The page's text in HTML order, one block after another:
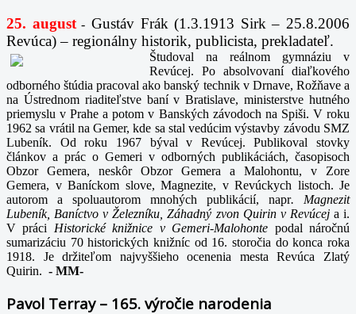
25. august- Gustáv Frák (1.3.1913 Sirk – 25.8.2006
Revúca) – regionálny historik, publicista, prekladateľ.
Študoval na reálnom gymnáziu v
Revúcej. Po absolvovaní diaľkového
odborného štúdia pracoval ako banský technik v Drnave, Rožňave a
na Ústrednom riaditeľstve baní v Bratislave, ministerstve hutného
priemyslu v Prahe a potom v Banských závodoch na Spiši. V roku
1962 sa vrátil na Gemer, kde sa stal vedúcim výstavby závodu SMZ
Lubeník. Od roku 1967 býval v Revúcej. Publikoval stovky
článkov a prác o Gemeri v odborných publikáciách, časopisoch
Obzor Gemera, neskôr Obzor Gemera a Malohontu, v Zore
Gemera, v Baníckom slove, Magnezite, v Revúckych listoch. Je
autorom a spoluautorom mnohých publikácií, napr. Magnezit
Lubeník, Baníctvo v Železníku, Záhadný zvon Quirin v Revúcej a i.
V práci Historické knižnice v Gemeri-Malohonte podal náročnú
sumarizáciu 70 historických knižníc od 16. storočia do konca roka
1918. Je držiteľom najvyššieho ocenenia mesta Revúca Zlatý
Quirin. - MM-
Pavol Terray – 165. výročie narodenia